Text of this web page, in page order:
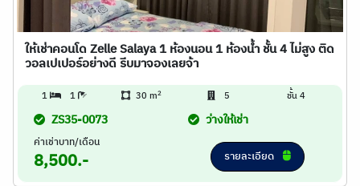
ให้เช่าคอนโด Zelle Salaya 1 ห้องนอน 1 ห้องน้ำ ชั้น 4 ไม่สูง ติด
วอลเปเปอร์อย่างดี รีบมาจองเลยจ้า
1 1 30 m2 5 ชั้น 4
ZS35-0073 ว่างให้เช่า
ค่าเช่าบาท/เดือน
8,500.- รายละเอียด